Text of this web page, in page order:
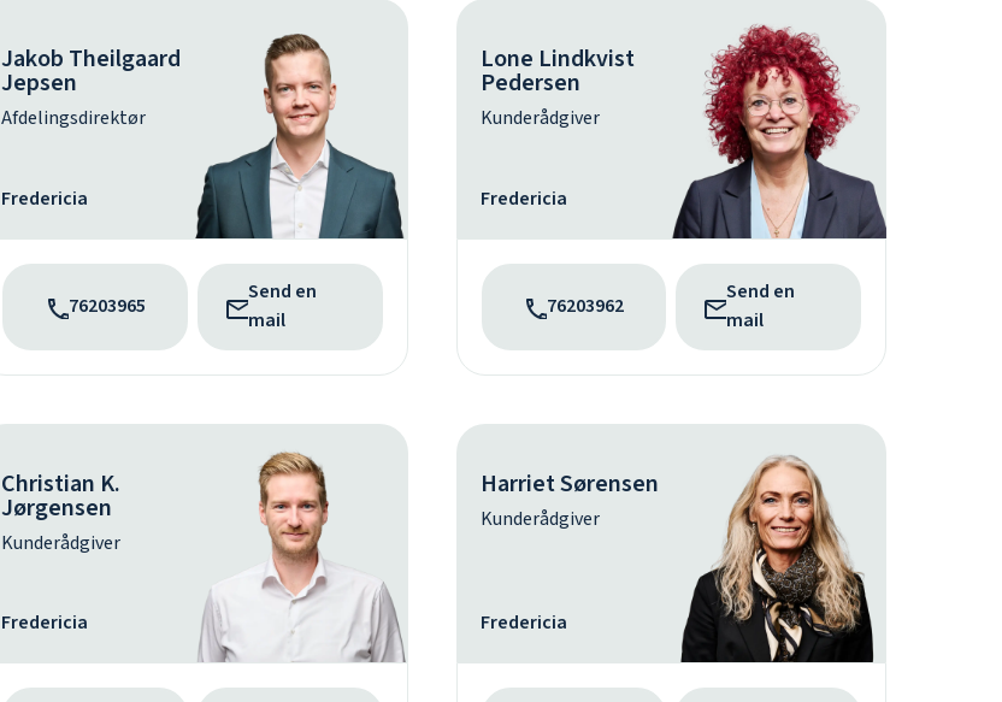
Jakob Theilgaard
Jepsen
Afdelingsdirektør
Fredericia
76203965
Send en
mail
Lone Lindkvist
Pedersen
Kunderådgiver
Fredericia
76203962
Send en
mail
Christian K.
Jørgensen
Kunderådgiver
Fredericia
Harriet Sørensen
Kunderådgiver
Fredericia